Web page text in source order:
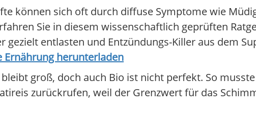
können sich oft durch diffuse Symptome wie
Sie in diesem wissenschaftlich geprüften
gezielt entlasten und Entzündungs-Killer aus dem
Ernährung herunterladen
groß, doch auch Bio ist nicht perfekt. So
zurückrufen, weil der Grenzwert für das